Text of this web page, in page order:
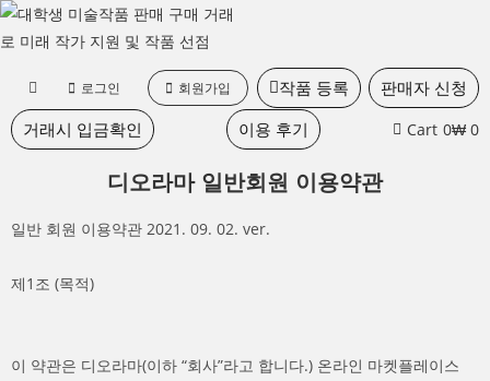
로그인 회원가입 작품 등록
판매자 신청
거래시 입금확인
이용 후기 Cart 0₩ 0
디오라마 일반회원 이용약관
일반 회원 이용약관 2021. 09. 02. ver.
제1조 (목적)
이 약관은 디오라마(이하 “회사”라고 합니다.) 온라인 마켓플레이스